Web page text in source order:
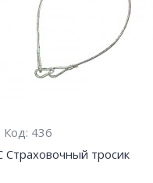
Код: 436
Страховочный тросик